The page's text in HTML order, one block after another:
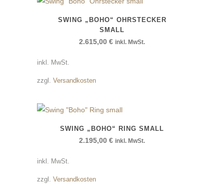
SWING „BOHO“ OHRSTECKER
SMALL
2.615,00 € inkl. MwSt.
inkl. MwSt.
zzgl. Versandkosten
SWING „BOHO“ RING SMALL
2.195,00 € inkl. MwSt.
inkl. MwSt.
zzgl. Versandkosten